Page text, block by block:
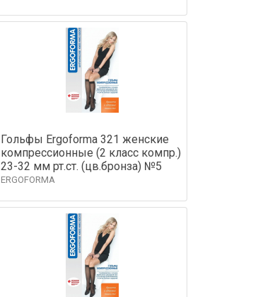
Гольфы Ergoforma 321 женские
компрессионные (2 класс компр.)
23-32 мм рт.ст. (цв.бронза) №5
ERGOFORMA